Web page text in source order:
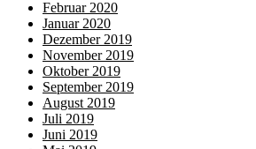
Februar 2020
Januar 2020
Dezember 2019
November 2019
Oktober 2019
September 2019
August 2019
Juli 2019
Juni 2019